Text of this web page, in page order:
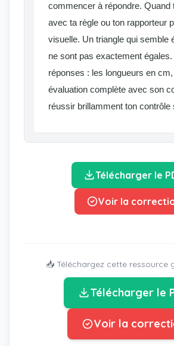
commencer à répondre.
avec ta règle ou ton rapporteur
visuelle. Un triangle qui semble
ne sont pas exactement égales.
réponses : les longueurs en
évaluation complète avec son
réussir brillamment ton contrôle
Télécharger le
Voir la
📥 Téléchargez cette ressource
Télécharger le
Voir la